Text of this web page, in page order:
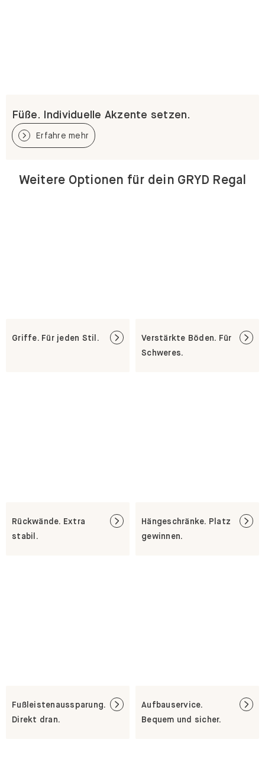
Füße. Individuelle Akzente setzen.
Erfahre mehr
Weitere Optionen für dein GRYD Regal
Griffe. Für jeden Stil.
Verstärkte Böden. Für
Schweres.
Rückwände. Extra
stabil.
Hängeschränke. Platz
gewinnen.
Fußleistenaussparung.
Direkt dran.
Aufbauservice.
Bequem und sicher.